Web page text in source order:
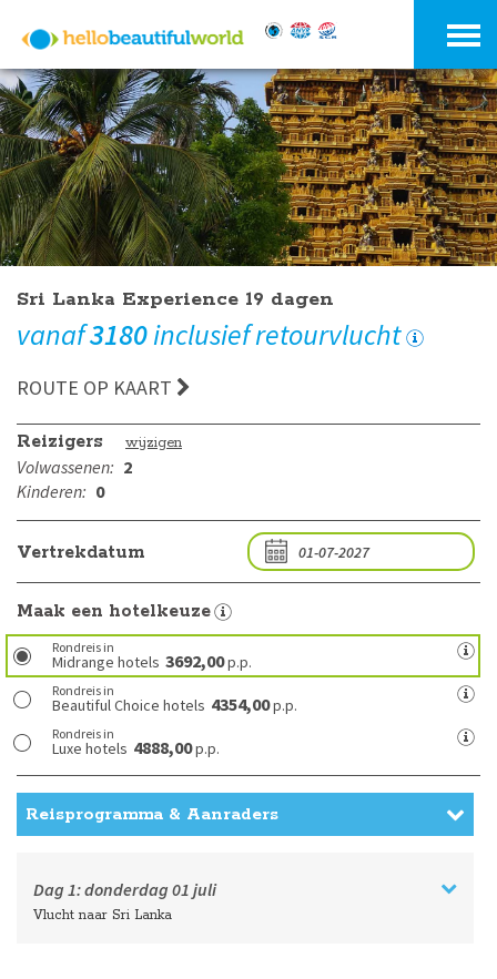
Sri Lanka Experience 19 dagen
vanaf3180inclusief retourvlucht
ROUTE OP KAART
Reizigers wijzigen
Volwassenen: 2
Kinderen: 0
Vertrekdatum
Maak een hotelkeuze
Rondreis in
Midrange hotels 3692,00p.p.
Rondreis in
Beautiful Choice hotels 4354,00p.p.
Rondreis in
Luxe hotels 4888,00p.p.
Reisprogramma & Aanraders
Dag 1:donderdag 01 juli
Vlucht naar Sri Lanka